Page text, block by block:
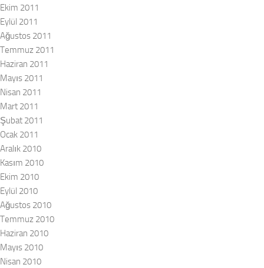
Ekim 2011
Eylül 2011
Ağustos 2011
Temmuz 2011
Haziran 2011
Mayıs 2011
Nisan 2011
Mart 2011
Şubat 2011
Ocak 2011
Aralık 2010
Kasım 2010
Ekim 2010
Eylül 2010
Ağustos 2010
Temmuz 2010
Haziran 2010
Mayıs 2010
Nisan 2010